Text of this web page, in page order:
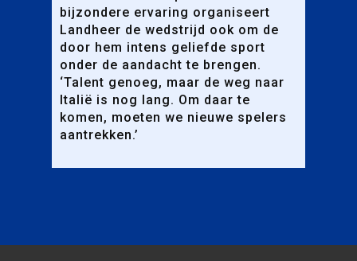
bijzondere ervaring organiseert
Landheer de wedstrijd ook om de
door hem intens geliefde sport
onder de aandacht te brengen.
‘Talent genoeg, maar de weg naar
Italië is nog lang. Om daar te
komen, moeten we nieuwe spelers
aantrekken.’